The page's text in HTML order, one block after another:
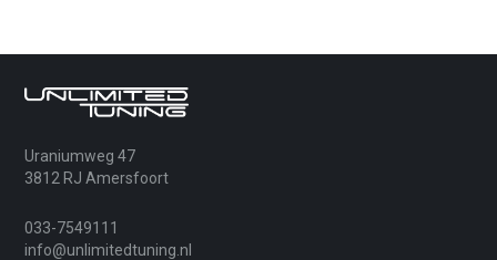
Uraniumweg 47
3812 RJ Amersfoort
033-7549111
info@unlimitedtuning.nl